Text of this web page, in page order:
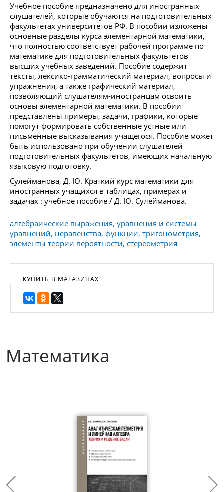
Учебное пособие предназначено для иностранных
слушателей, которые обучаются на подготовительных
факультетах университетов РФ. В пособии изложены
основные разделы курса элементарной математики,
что полностью соответствует рабочей программе по
математике для подготовительных факультетов
высших учебных заведений. Пособие содержит
тексты, лексико-грамматический материал, вопросы и
упражнения, а также графический материал,
позволяющий слушателям-иностранцам освоить
основы элементарной математики. В пособии
представлены примеры, задачи, графики, которые
помогут формировать собственные устные или
письменные высказывания учащегося. Пособие может
быть использовано при обучении слушателей
подготовительных факультетов, имеющих начальную
языковую подготовку.
Сулейманова, Д. Ю. Краткий курс математики для
иностранных учащихся в таблицах, примерах и
задачах : учебное пособие / Д. Ю. Сулейманова.
алгебраические выражения, уравнения и системы
уравнений, неравенства, функции, тригонометрия,
элементы теории вероятности, стереометрия
КУПИТЬ В МАГАЗИНАХ
Математика